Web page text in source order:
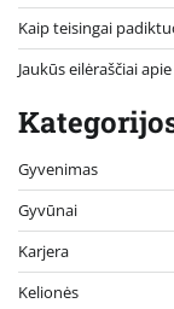
Kaip teisingai
Jaukūs eilėraščiai
Gyvenimas
Gyvūnai
Karjera
Kelionės